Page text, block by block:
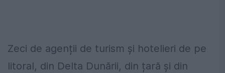
Zeci de agenții de turism și hotelieri de pe
litoral, din Delta Dunării, din țară și din